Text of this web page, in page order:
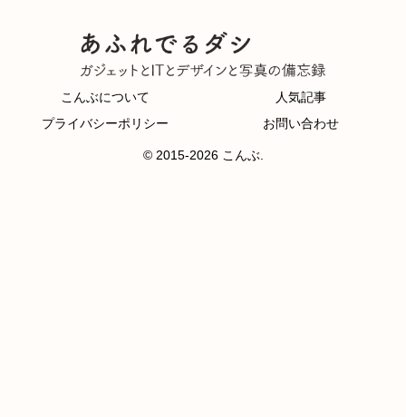
こんぶについて
人気記事
プライバシーポリシー
お問い合わせ
© 2015-2026 こんぶ.